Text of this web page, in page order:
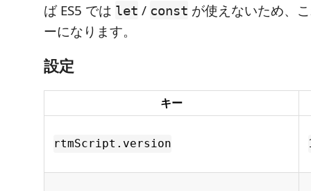
ば ES5 では let / const が使えないため、
ーになります。
設定
キー
rtmScript.version